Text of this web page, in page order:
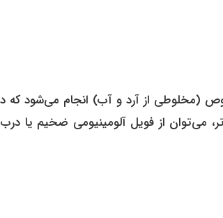
(مخلوطی از آرد و آب) انجام می‌شود که
می‌توان از فویل آلومینیومی ضخیم یا